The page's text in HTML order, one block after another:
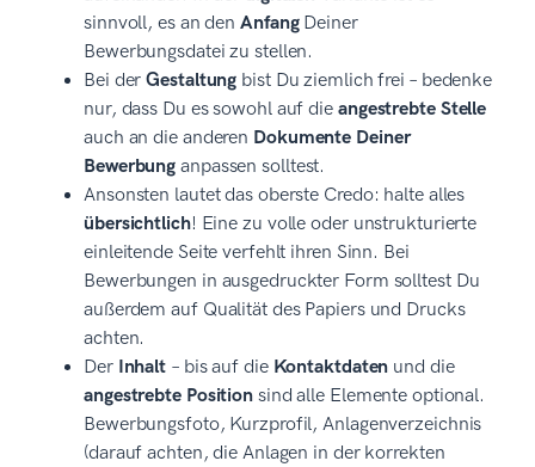
sinnvoll, es an denAnfang Deiner
Bewerbungsdatei zu stellen.
Bei derGestaltung bist Du ziemlich frei – bedenke
nur, dass Du es sowohl auf die angestrebte Stelle
auch an die anderen Dokumente Deiner
Bewerbung anpassen solltest.
Ansonsten lautet das oberste Credo: halte alles
übersichtlich! Eine zu volle oder unstrukturierte
einleitende Seite verfehlt ihren Sinn. Bei
Bewerbungen in ausgedruckter Form solltest Du
außerdem auf Qualität des Papiers und Drucks
achten.
Der Inhalt – bis auf die Kontaktdaten und die
angestrebte Position sind alle Elemente optional.
Bewerbungsfoto, Kurzprofil, Anlagenverzeichnis
(darauf achten, die Anlagen in der korrekten